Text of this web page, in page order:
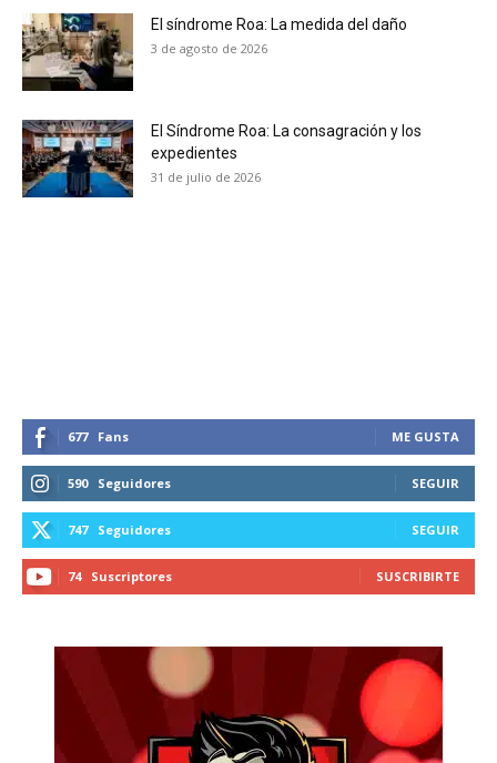
No te pierdas de las
El síndrome Roa: La medida del daño
3 de agosto de 2026
El Síndrome Roa: La consagración y los
expedientes
31 de julio de 2026
677 Fans ME GUSTA
590 Seguidores SEGUIR
747 Seguidores SEGUIR
74 Suscriptores SUSCRIBIRTE